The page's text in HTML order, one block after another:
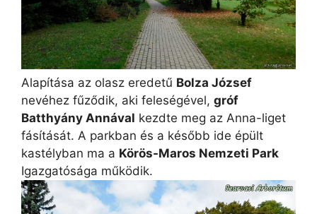
Alapítása az olasz eredetű Bolza József
nevéhez fűződik, aki feleségével, gróf
Batthyány Annával kezdte meg az Anna-liget
fásítását. A parkban és a később ide épült
kastélyban ma a Körös-Maros Nemzeti Park
Igazgatósága működik.